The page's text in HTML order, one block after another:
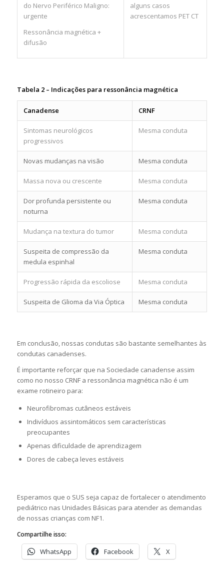
do Nervo Periférico Maligno:
urgente
Ressonância magnética +
difusão
alguns casos
acrescentamos PET CT
Tabela 2 – Indicações para ressonância magnética
Canadense CRNF
Sintomas neurológicos
progressivos
Mesma conduta
Novas mudanças na visão Mesma conduta
Massa nova ou crescente Mesma conduta
Dor profunda persistente ou
noturna
Mesma conduta
Mudança na textura do tumor Mesma conduta
Suspeita de compressão da
medula espinhal
Mesma conduta
Progressão rápida da escoliose Mesma conduta
Suspeita de Glioma da Via Óptica Mesma conduta
Em conclusão, nossas condutas são bastante semelhantes às
condutas canadenses.
É importante reforçar que na Sociedade canadense assim
como no nosso CRNF a ressonância magnética não é um
exame rotineiro para:
Neurofibromas cutâneos estáveis
Indivíduos assintomáticos sem características
preocupantes
Apenas dificuldade de aprendizagem
Dores de cabeça leves estáveis
Esperamos que o SUS seja capaz de fortalecer o atendimento
pediátrico nas Unidades Básicas para atender as demandas
de nossas crianças com NF1.
Compartilhe isso:
WhatsApp Facebook X